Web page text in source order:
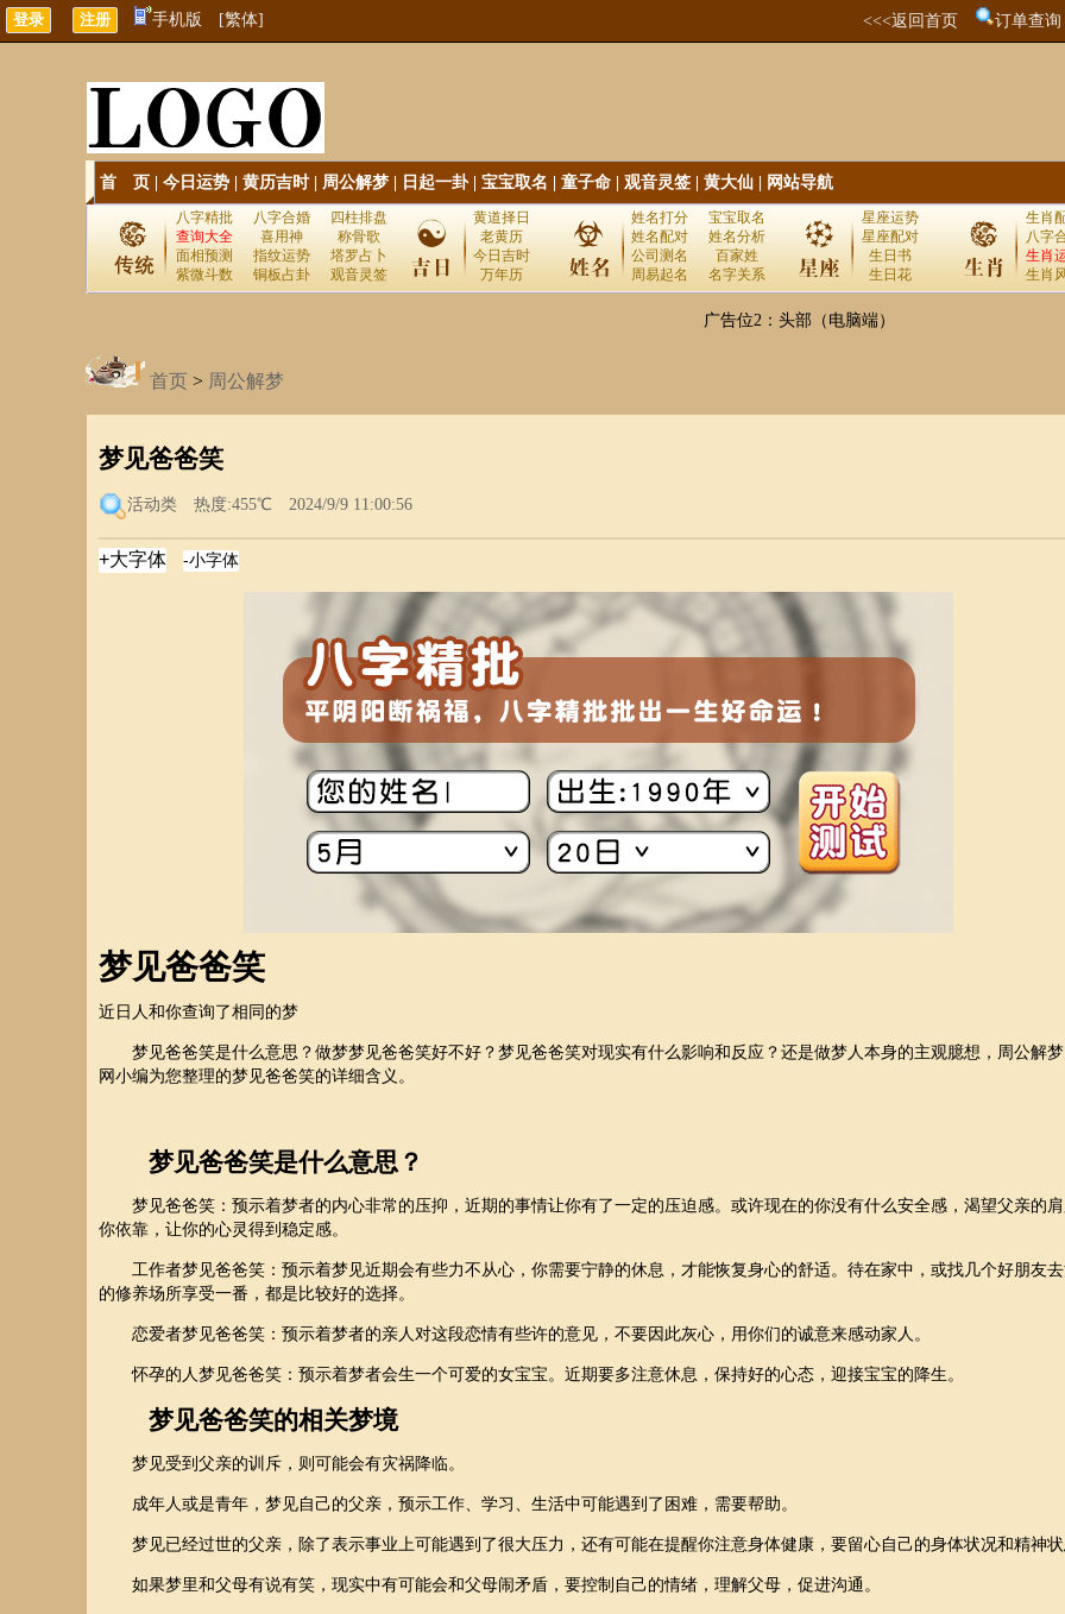
手机版 [繁体] <<<返回首页 订单查询
首 页 今日运势 黄历吉时| 周公解梦 日起一卦| 宝宝取名 童子命 观音灵签 黄大仙 网站导航
八字精批 八字合婚
四柱排盘
查询大全
喜用神
称骨歌
面相预测
指纹运势
塔罗占卜
紫微斗数
铜板占卦 观音灵签
黄道择日
老黄历
今日吉时
万年历
姓名打分
宝宝取名
姓名配对
姓名分析
公司测名
百家姓
周易起名
名字关系
星座运势
星座配对
生日书
生日花
生肖
八字
生肖
生肖
广告位2：头部（电脑端）
首页 > 周公解梦
梦见爸爸笑
活动类 热度:455℃ 2024/9/9 11:00:56
梦见爸爸笑
近日 人和你查询了相同的梦
梦见爸爸笑是什么意思？做梦梦见爸爸笑好不好？梦见爸爸笑对现实有什么影响和反应？还是做梦人本身的主观臆想，周公解
网小编为您整理的梦见爸爸笑的详细含义。
梦见爸爸笑是什么意思？
梦见爸爸笑：预示着梦者的内心非常的压抑，近期的事情让你有了一定的压迫感。或许现在的你没有什么安全感，渴望父亲的
你依靠，让你的心灵得到稳定感。
工作者梦见爸爸笑：预示着梦见近期会有些力不从心，你需要宁静的休息，才能恢复身心的舒适。待在家中，或找几个好朋友
的修养场所享受一番，都是比较好的选择。
恋爱者梦见爸爸笑：预示着梦者的亲人对这段恋情有些许的意见，不要因此灰心，用你们的诚意来感动家人。
怀孕的人梦见爸爸笑：预示着梦者会生一个可爱的女宝宝。近期要多注意休息，保持好的心态，迎接宝宝的降生。
梦见爸爸笑的相关梦境
梦见受到父亲的训斥，则可能会有灾祸降临。
成年人或是青年，梦见自己的父亲，预示工作、学习、生活中可能遇到了困难，需要帮助。
梦见已经过世的父亲，除了表示事业上可能遇到了很大压力，还有可能在提醒你注意身体健康，要留心自己的身体状况和精神
如果梦里和父母有说有笑，现实中有可能会和父母闹矛盾，要控制自己的情绪，理解父母，促进沟通。